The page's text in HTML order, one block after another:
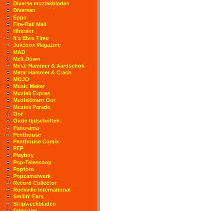
Diverse muziekbladen
Diversen
Eppo
Fire-Ball Mail
Hitkrant
It's Elvis Time
Jukebox Magazine
MAD
Melt Down
Metal Hammer & Aardschok
Metal Hammer & Crash
MOJO
Music Maker
Muziek Expres
Muziekkrant Oor
Muziek Parade
Oor
Oude tijdschriften
Panorama
Penthouse
Penthouse Comix
PEP
Playboy
Pop-Telescoop
Popfoto
Popzamelwerk
Record Collector
Rockville International
Smilin' Ears
Stripweekbladen